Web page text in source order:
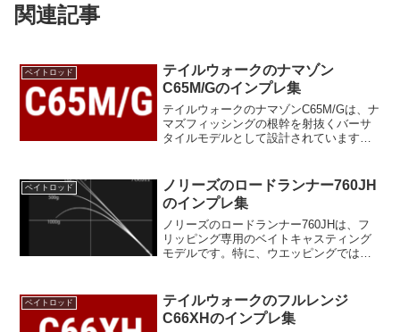
関連記事
ベイトロッド
テイルウォークのナマゾン
C65M/Gのインプレ集
テイルウォークのナマゾンC65M/Gは、ナ
マズフィッシングの根幹を射抜くバーサ
タイルモデルとして設計されています。6
川など、様々なフィールドタイプに対応
します。キャス...
ベイトロッド
ノリーズのロードランナー760JH
のインプレ集
ノリーズのロードランナー760JHは、フ
リッピング専用のベイトキャスティング
モデルです。特に、ウエッピングでは最
ため、硬さよりもブランク自体の強さを
最優先に設計されてい...
ベイトロッド
テイルウォークのフルレンジ
C66XHのインプレ集